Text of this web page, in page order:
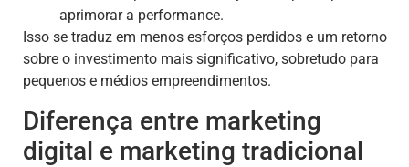
aprimorar a performance.
Isso se traduz em menos esforços perdidos e um retorno
sobre o investimento mais significativo, sobretudo para
pequenos e médios empreendimentos.
Diferença entre marketing
digital e marketing tradicional